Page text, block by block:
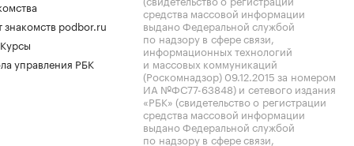
знакомств podbor.ru
управления РБК
средства массовой информации
выдано Федеральной службой
по надзору в сфере связи,
информационных технологий
и массовых коммуникаций
(Роскомнадзор) 09.12.2015 за номером
ИА №ФС77-63848) и сетевого издания
«РБК» (свидетельство о регистрации
средства массовой информации
выдано Федеральной службой
по надзору в сфере связи,